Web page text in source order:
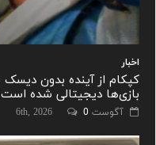
اخبار
بازی‌ها دیجیتالی شده است
آگوست 6th, 2026 0